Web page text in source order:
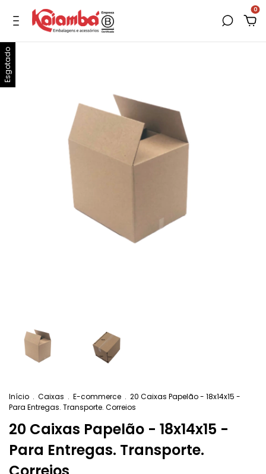
0
Esgotado
Início . Caixas . E-commerce . 20 Caixas Papelão - 18x14x15 -
Para Entregas. Transporte. Correios
20 Caixas Papelão - 18x14x15 -
Para Entregas. Transporte.